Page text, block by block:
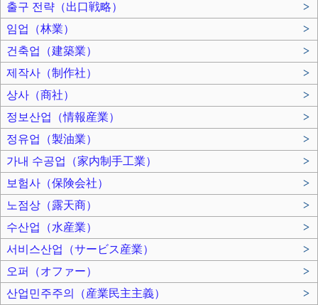
출구 전략（出口戦略）
>
임업（林業）
>
건축업（建築業）
>
제작사（制作社）
>
상사（商社）
>
정보산업（情報産業）
>
정유업（製油業）
>
가내 수공업（家内制手工業）
>
보험사（保険会社）
>
노점상（露天商）
>
수산업（水産業）
>
서비스산업（サービス産業）
>
오퍼（オファー）
>
산업민주주의（産業民主主義）
>